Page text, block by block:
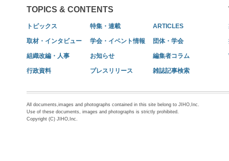
TOPICS & CONTENTS
トピックス 特集・連載 ARTICLES
取材・インタビュー 学会・イベント情報 団体・学会
組織改編・人事 お知らせ 編集者コラム
行政資料 プレスリリース 雑誌記事検索
All documents,images and photographs contained in this site belong to JIHO,Inc.
Use of these documents, images and photographs is strictly prohibited.
Copyright (C) JIHO,Inc.